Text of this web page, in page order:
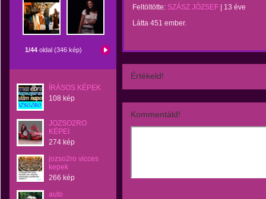
1/44 oldal (346 kép)
ÍRÁSOS KÉPEK
108 kép
JOZSO2RO
KÉPEI
274 kép
jozso2ro vicces
kepek
266 kép
auto
Feltöltötte: SZÁSZ JÓZSEF
13 éve
Látta 451 ember.
Értékeld!
Kommentáld!